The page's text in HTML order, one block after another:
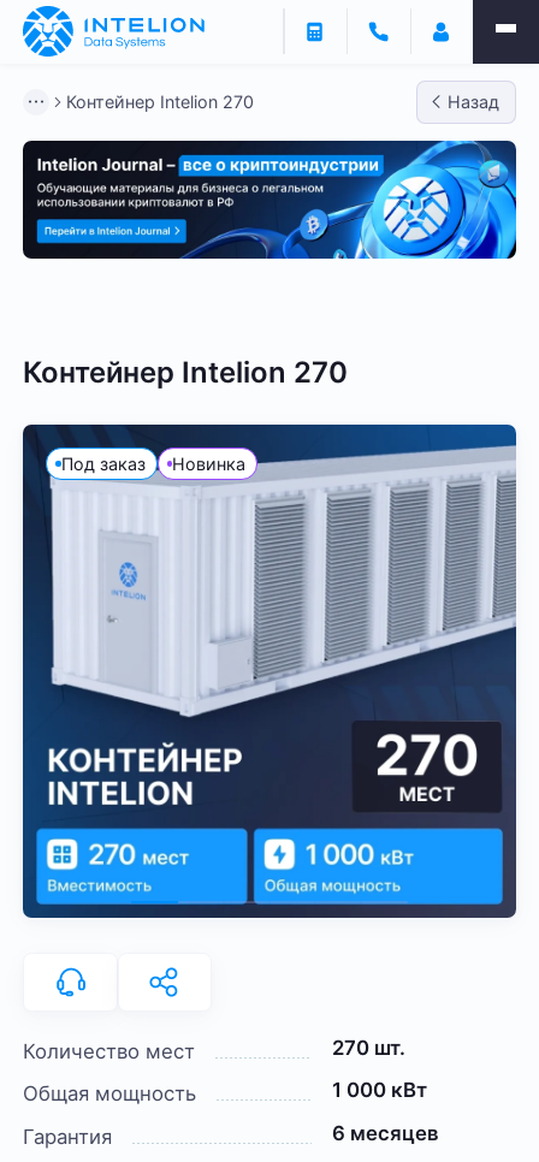
Контейнер Intelion 270 Назад
Контейнер Intelion 270
Под заказ Новинка
Количество мест
270 шт.
Общая мощность
1 000 кВт
Гарантия
6 месяцев